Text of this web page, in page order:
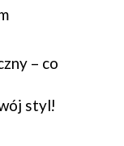
– co
styl!